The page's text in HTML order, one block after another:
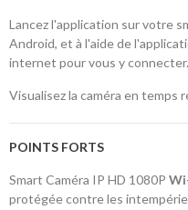
Lancez l'application sur votre
Android, et à l'aide de
internet pour vous y connecter.
Visualisez la caméra en temps
POINTS FORTS
Smart Caméra IP HD 1080P
protégée contre les